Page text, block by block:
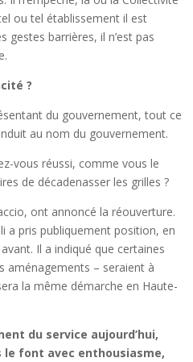
ou tel établissement il est
gestes barrières, il n’est pas
?
du gouvernement, tout ce
au nom du gouvernement.
vous réussi, comme vous le
de décadenasser les grilles ?
ont annoncé la réouverture.
a pris publiquement position, en
Il a indiqué que certaines
aménagements – seraient à
la même démarche en Haute-
du service aujourd’hui,
font avec enthousiasme,